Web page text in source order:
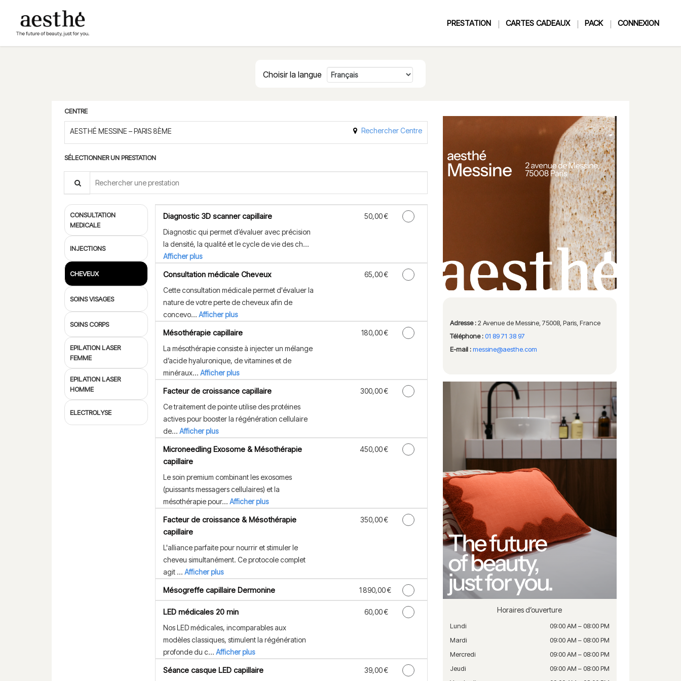
PRESTATION CARTES CADEAUX PACK CONNEXION
Choisir la langue
CENTRE
AESTHÉ MESSINE – PARIS 8ÈME Rechercher Centre
SÉLECTIONNER UN PRESTATION
CONSULTATION
MEDICALE
INJECTIONS
CHEVEUX
SOINS VISAGES
SOINS CORPS
EPILATION LASER
FEMME
EPILATION LASER
HOMME
ELECTROLYSE
Diagnostic 3D scanner capillaire
Diagnostic qui permet d’évaluer avec précision
la densité, la qualité et le cycle de vie des ch...
Afficher plus
Discounted Price
50,00 €
Consultation médicale Cheveux
Cette consultation médicale permet d'évaluer la
nature de votre perte de cheveux afin de
concevo...Afficher plus
Discounted Price
65,00 €
Mésothérapie capillaire
La mésothérapie consiste à injecter un mélange
d’acide hyaluronique, de vitamines et de
minéraux...Afficher plus
Discounted Price
180,00 €
Facteur de croissance capillaire
Ce traitement de pointe utilise des protéines
actives pour booster la régénération cellulaire
de...Afficher plus
Discounted Price
300,00 €
Microneedling Exosome & Mésothérapie
capillaire
Le soin premium combinant les exosomes
(puissants messagers cellulaires) et la
mésothérapie pour...Afficher plus
Discounted Price
450,00 €
Facteur de croissance & Mésothérapie
capillaire
L'alliance parfaite pour nourrir et stimuler le
cheveu simultanément. Ce protocole complet
agit ...Afficher plus
Discounted Price
350,00 €
Mésogreffe capillaire Dermonine Discounted Price
1 890,00 €
LED médicales 20 min
Nos LED médicales, incomparables aux
modèles classiques, stimulent la régénération
profonde du c...Afficher plus
Discounted Price
60,00 €
Séance casque LED capillaire Discounted Price
39,00 €
Adresse :2 Avenue de Messine, 75008, Paris, France
Téléphone :01 89 71 38 97
E-mail :messine@aesthe.com
Horaires d’ouverture
Lundi
09:00 AM – 08:00 PM
Mardi
09:00 AM – 08:00 PM
Mercredi
09:00 AM – 08:00 PM
Jeudi
09:00 AM – 08:00 PM